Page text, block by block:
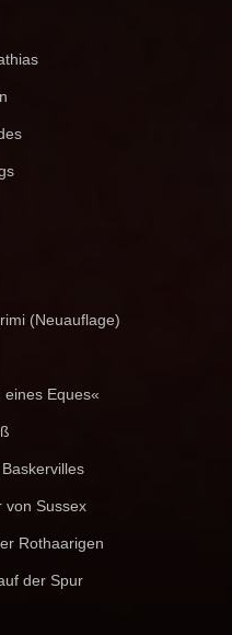
(Neuauflage)
eines Eques«
von Sussex
Rothaarigen
der Spur